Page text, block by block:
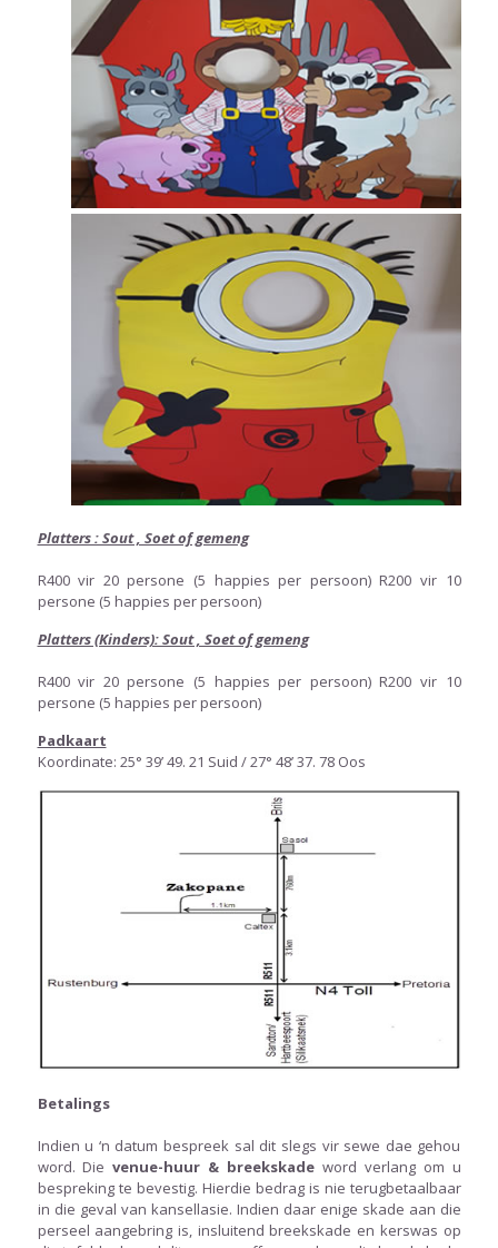
Platters : Sout , Soet of gemeng
R400 vir 20 persone (5 happies per persoon) R200 vir 10
persone (5 happies per persoon)
Platters (Kinders): Sout , Soet of gemeng
R400 vir 20 persone (5 happies per persoon) R200 vir 10
persone (5 happies per persoon)
Padkaart
Koordinate: 25° 39’ 49. 21 Suid / 27° 48’ 37. 78 Oos
Betalings
Indien u ‘n datum bespreek sal dit slegs vir sewe dae gehou
word. Dievenue-huur & breekskade word verlang om u
bespreking te bevestig. Hierdie bedrag is nie terugbetaalbaar
in die geval van kansellasie. Indien daar enige skade aan die
perseel aangebring is, insluitend breekskade en kerswas op